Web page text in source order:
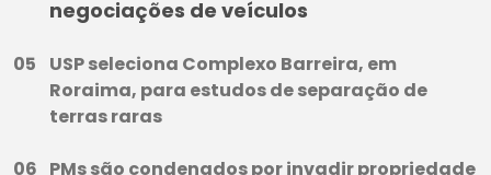
negociações de veículos
USP seleciona Complexo Barreira, em
Roraima, para estudos de separação de
terras raras
PMs são condenados por invadir propriedade